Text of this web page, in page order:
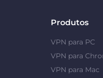
Produtos
VPN para PC
VPN para
VPN para Mac